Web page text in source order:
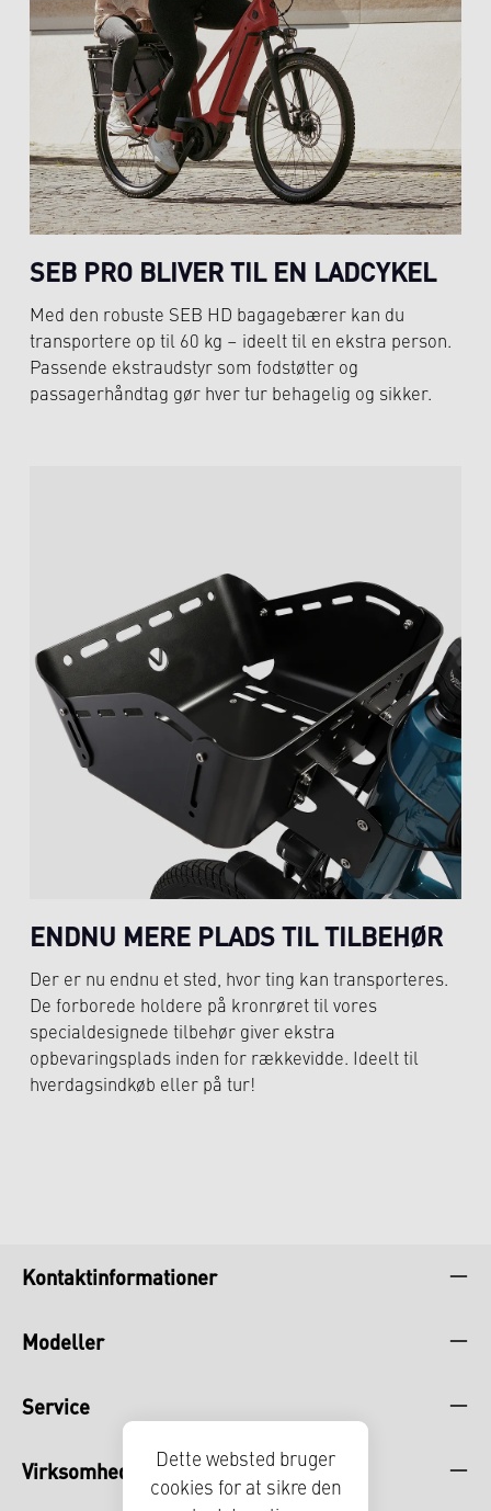
SEB PRO BLIVER TIL EN LADCYKEL
Med den robuste SEB HD bagagebærer kan du
transportere op til 60 kg – ideelt til en ekstra person.
Passende ekstraudstyr som fodstøtter og
passagerhåndtag gør hver tur behagelig og sikker.
ENDNU MERE PLADS TIL TILBEHØR
Der er nu endnu et sted, hvor ting kan transporteres.
De forborede holdere på kronrøret til vores
specialdesignede tilbehør giver ekstra
opbevaringsplads inden for rækkevidde. Ideelt til
hverdagsindkøb eller på tur!
Kontaktinformationer
Modeller
Service
Virksomheden
Dette websted bruger
cookies for at sikre den